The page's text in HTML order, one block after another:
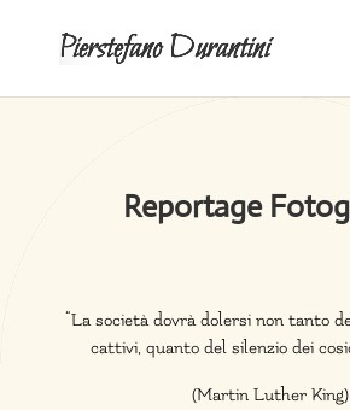
Reportage
“La società dovrà dolersi non tanto
cattivi, quanto del silenzio dei
(Martin Luther King)